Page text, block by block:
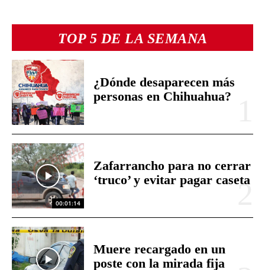
TOP 5 DE LA SEMANA
¿Dónde desaparecen más
personas en Chihuahua?
00:01:14
Zafarrancho para no cerrar
‘truco’ y evitar pagar caseta
Muere recargado en un
poste con la mirada fija